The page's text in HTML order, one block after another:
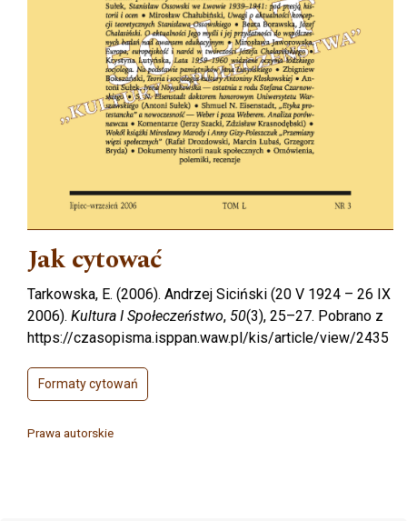
Jak cytować
Tarkowska, E. (2006). Andrzej Siciński (20 V 1924 – 26 IX
2006). Kultura I Społeczeństwo, 50(3), 25–27. Pobrano z
https://czasopisma.isppan.waw.pl/kis/article/view/2435
Formaty cytowań
Prawa autorskie